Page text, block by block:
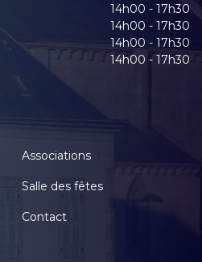
14h00 - 17h30
14h00 - 17h30
14h00 - 17h30
14h00 - 17h30
Associations
Salle des fêtes
Contact